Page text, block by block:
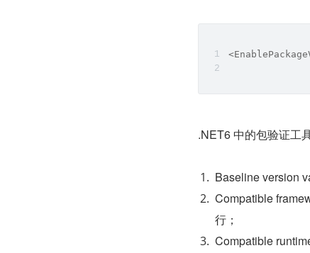
.NET6 中的包验证工
Baseline version
Compatible
行；
Compatible